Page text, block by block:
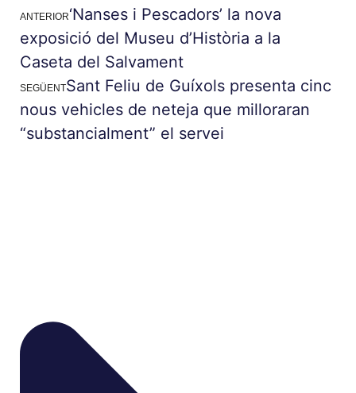
ANTERIOR‘Nanses i Pescadors’ la nova
exposició del Museu d’Història a la
Caseta del Salvament
SEGÜENTSant Feliu de Guíxols presenta cinc
nous vehicles de neteja que milloraran
“substancialment” el servei